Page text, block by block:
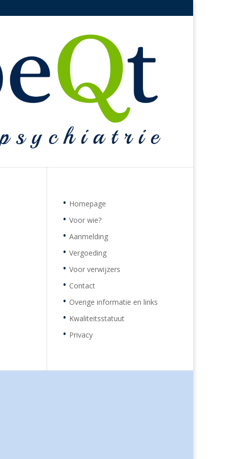
Homepage
Voor wie?
Aanmelding
Vergoeding
Voor verwijzers
Contact
Overige informatie en links
Kwaliteitsstatuut
Privacy